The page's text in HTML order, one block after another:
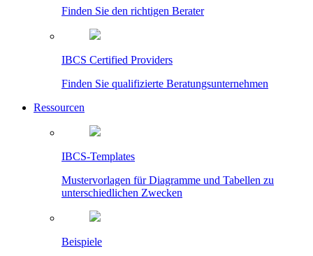
Finden Sie den richtigen Berater
IBCS Certified Providers
Finden Sie qualifizierte Beratungsunternehmen
Ressourcen
IBCS-Templates
Mustervorlagen für Diagramme und Tabellen zu
unterschiedlichen Zwecken
Beispiele